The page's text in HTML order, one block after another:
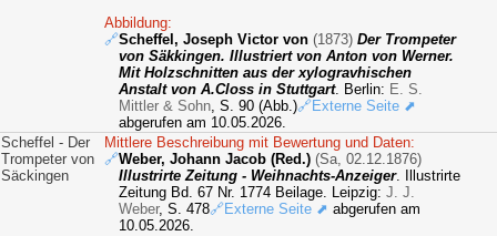
Abbildung:
🔗Scheffel, Joseph Victor von (1873) Der Trompeter
von Säkkingen. Illustriert von Anton von Werner.
Mit Holzschnitten aus der xylogravhischen
Anstalt von A.Closs in Stuttgart. Berlin: E. S.
Mittler & Sohn, S. 90 (Abb.)🔗Externe Seite ⬈
abgerufen am 10.05.2026.
Scheffel - Der
Trompeter von
Säckingen
Mittlere Beschreibung mit Bewertung und Daten:
🔗Weber, Johann Jacob (Red.) (Sa, 02.12.1876)
Illustrirte Zeitung - Weihnachts-Anzeiger. Illustrirte
Zeitung Bd. 67 Nr. 1774 Beilage. Leipzig:J. J.
Weber, S. 478🔗Externe Seite ⬈ abgerufen am
10.05.2026.